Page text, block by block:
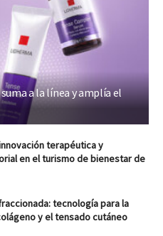
a la línea y amplía el
terapéutica y
en el turismo de bienestar de
tecnología para la
y el tensado cutáneo